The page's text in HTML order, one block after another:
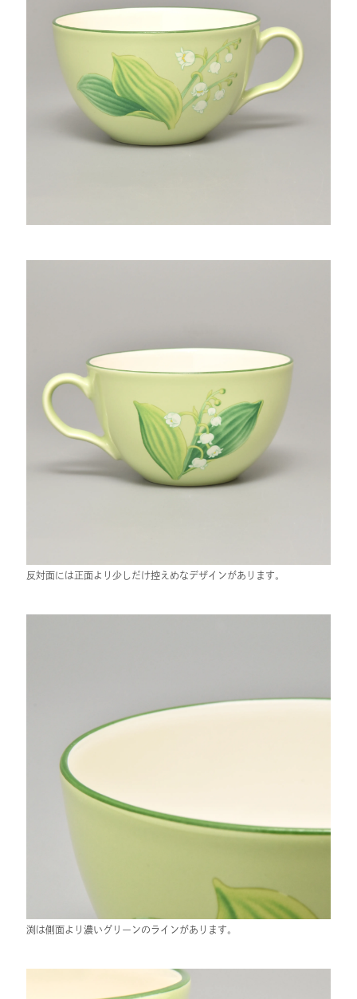
反対面には正面より少しだけ控えめなデザインがあります。
渕は側面より濃いグリーンのラインがあります。